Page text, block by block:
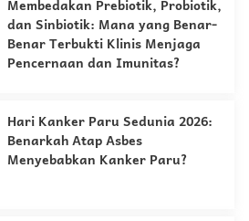
Membedakan Prebiotik, Probiotik,
dan Sinbiotik: Mana yang Benar-
Benar Terbukti Klinis Menjaga
Pencernaan dan Imunitas?
Hari Kanker Paru Sedunia 2026:
Benarkah Atap Asbes
Menyebabkan Kanker Paru?